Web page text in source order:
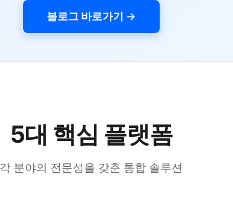
블로그 바로가기 →
5대 핵심 플랫폼
각 분야의 전문성을 갖춘 통합 솔루션